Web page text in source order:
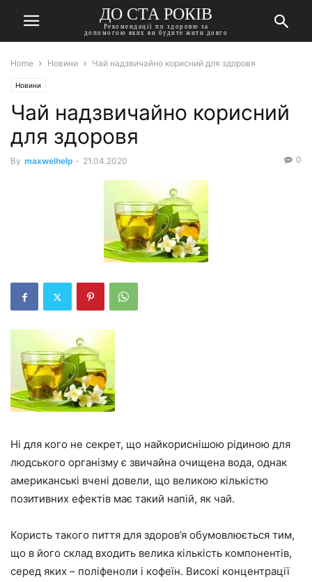
ДО СТА РОКІВ
Рекомендації по здоровю за
допомогою яких ви будите жити довго
Home Новини Чай надзвичайно корисний для здоровя
Новини
Чай надзвичайно корисний
для здоровя
By maxwelhelp - 21.04.2020 0
Ні для кого не секрет, що найкориснішою рідиною для
людського організму є звичайна очищена вода, однак
американські вчені довели, що великою кількістю
позитивних ефектів має такий напій, як чай.
Користь такого пиття для здоров’я обумовлюється тим,
що в його склад входить велика кількість компонентів,
серед яких – поліфеноли і кофеїн. Високі концентрації